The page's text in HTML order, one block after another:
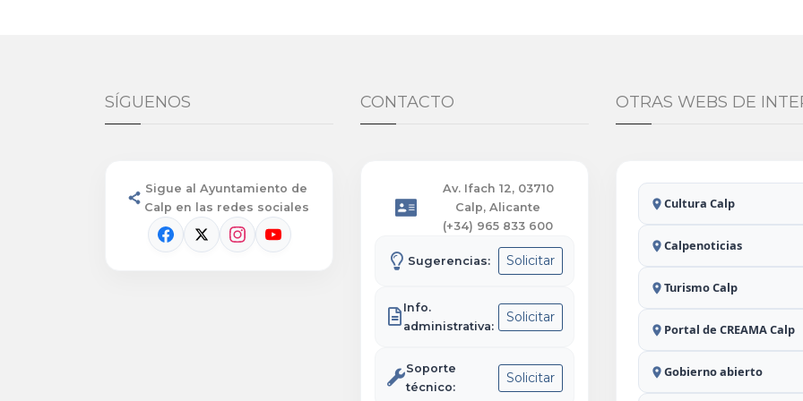
SÍGUENOS
Sigue al Ayuntamiento de
Calp en las redes sociales
CONTACTO
Av. Ifach 12, 03710
Calp, Alicante
(+34) 965 833 600
Sugerencias: Solicitar
Info.
administrativa:
Solicitar
Soporte
técnico:
Solicitar
OTRAS WEBS DE
Cultura Calp
Calpenoticias
Turismo Calp
Portal de CREAMA Calp
Gobierno abierto